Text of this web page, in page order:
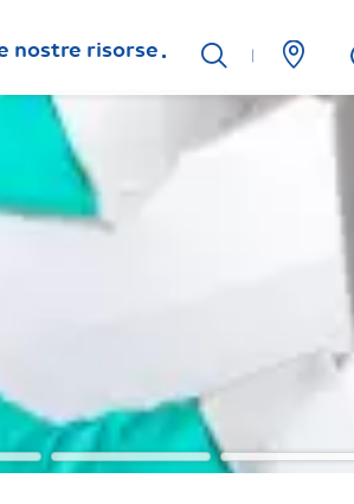
nostre risorse